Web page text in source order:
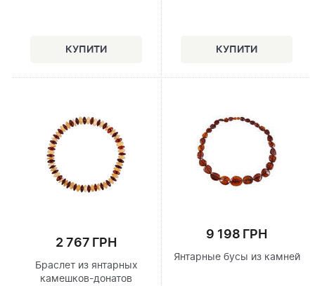
2 767 ГРН
Браслет из янтарных
камешков-донатов
9 198 ГРН
Янтарные бусы из камней